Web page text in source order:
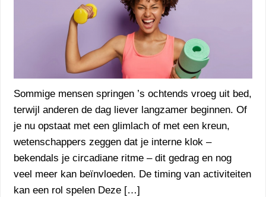
Sommige mensen springen ’s ochtends vroeg uit bed,
terwijl anderen de dag liever langzamer beginnen. Of
je nu opstaat met een glimlach of met een kreun,
wetenschappers zeggen dat je interne klok –
bekendals je circadiane ritme – dit gedrag en nog
veel meer kan beïnvloeden. De timing van activiteiten
kan een rol spelen Deze […]